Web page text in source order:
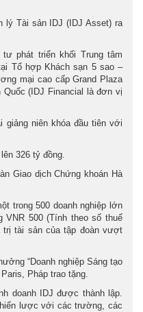
lý Tài sản IDJ (IDJ Asset) ra
phát triển khối Trung tâm
Tổ hợp Khách sạn 5 sao –
mại cao cấp Grand Plaza
(IDJ Financial là đơn vị
giảng niên khóa đầu tiên với
326 tỷ đồng.
Giao dịch Chứng khoán Hà
trong 500 doanh nghiệp lớn
VNR 500 (Tính theo số thuế
tài sản của tập đoàn vượt
“Doanh nghiệp Sáng tạo
Pháp trao tặng.
doanh IDJ được thành lập.
lược với các trường, các